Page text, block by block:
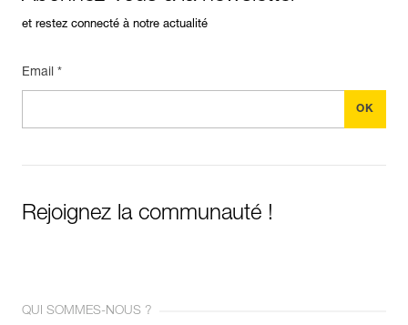
et restez connecté à notre actualité
Email *
Rejoignez la communauté !
QUI SOMMES-NOUS ?